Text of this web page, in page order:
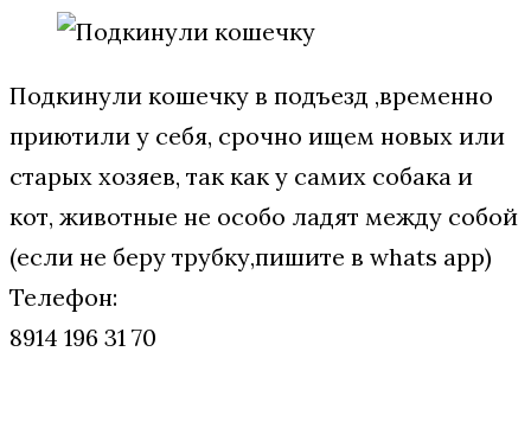
Подкинули кошечку в подъезд ,временно
приютили у себя, срочно ищем новых или
старых хозяев, так как у самих собака и
кот, животные не особо ладят между собой
(если не беру трубку,пишите в whats app)
Телефон:
8914 196 31 70